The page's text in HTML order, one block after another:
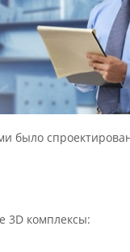
было
3D комплексы: